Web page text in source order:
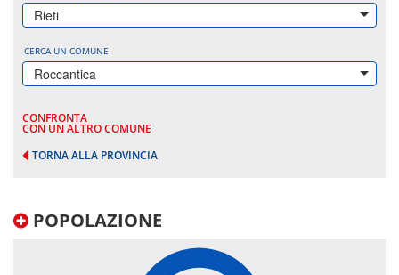
Rieti
CERCA UN COMUNE
Roccantica
CONFRONTA
CON UN ALTRO COMUNE
TORNA ALLA PROVINCIA
POPOLAZIONE